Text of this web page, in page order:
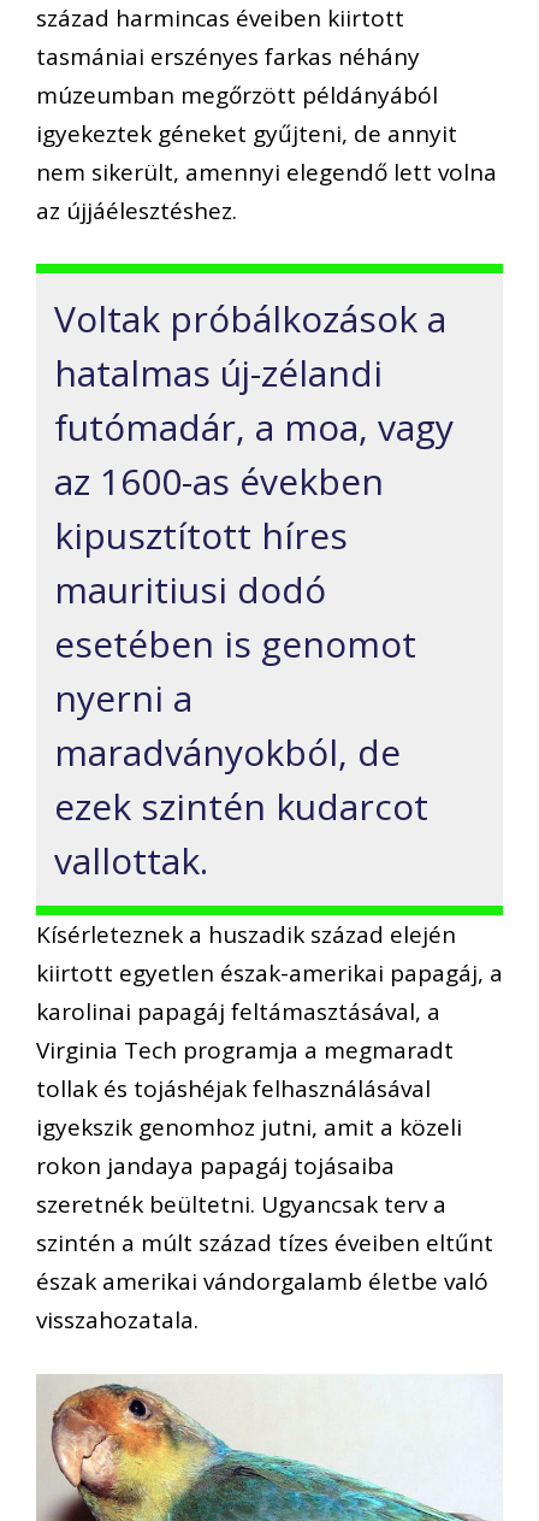
század harmincas éveiben kiirtott
tasmániai erszényes farkas néhány
múzeumban megőrzött példányából
igyekeztek géneket gyűjteni, de annyit
nem sikerült, amennyi elegendő lett volna
az újjáélesztéshez.
Voltak próbálkozások a
hatalmas új-zélandi
futómadár, a moa, vagy
az 1600-as években
kipusztított híres
mauritiusi dodó
esetében is genomot
nyerni a
maradványokból, de
ezek szintén kudarcot
vallottak.
Kísérleteznek a huszadik század elején
kiirtott egyetlen észak-amerikai papagáj, a
karolinai papagáj feltámasztásával, a
Virginia Tech programja a megmaradt
tollak és tojáshéjak felhasználásával
igyekszik genomhoz jutni, amit a közeli
rokon jandaya papagáj tojásaiba
szeretnék beültetni. Ugyancsak terv a
szintén a múlt század tízes éveiben eltűnt
észak amerikai vándorgalamb életbe való
visszahozatala.